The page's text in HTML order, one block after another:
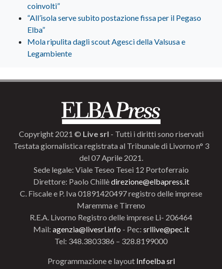
coinvolti”
“All’isola serve subito postazione fissa per il Pegaso
Elba”
Mola ripulita dagli scout Agesci della Valsusa e
Legambiente
Copyright 2021 © Live srl - Tutti i diritti sono riservati
Testata giornalistica registrata al Tribunale di Livorno n° 3
del 07 Aprile 2021.
Sede legale: Viale Teseo Tesei 12 Portoferraio
Direttore: Paolo Chillèdirezione@elbapress.it
C. Fiscale e P. Iva 01891420497 registro delle imprese
Maremma e Tirreno
R.E.A. Livorno Registro delle imprese Li- 206464
Mail: agenzia@livesrl.info - Pec: srllive@pec.it
Tel: 348.3803386 – 328.8199000
Programmazione e layout Infoelba srl